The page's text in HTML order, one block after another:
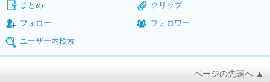
まとめ
クリップ
フォロー
フォロワー
ユーザー内検索
ページの先頭へ ▲